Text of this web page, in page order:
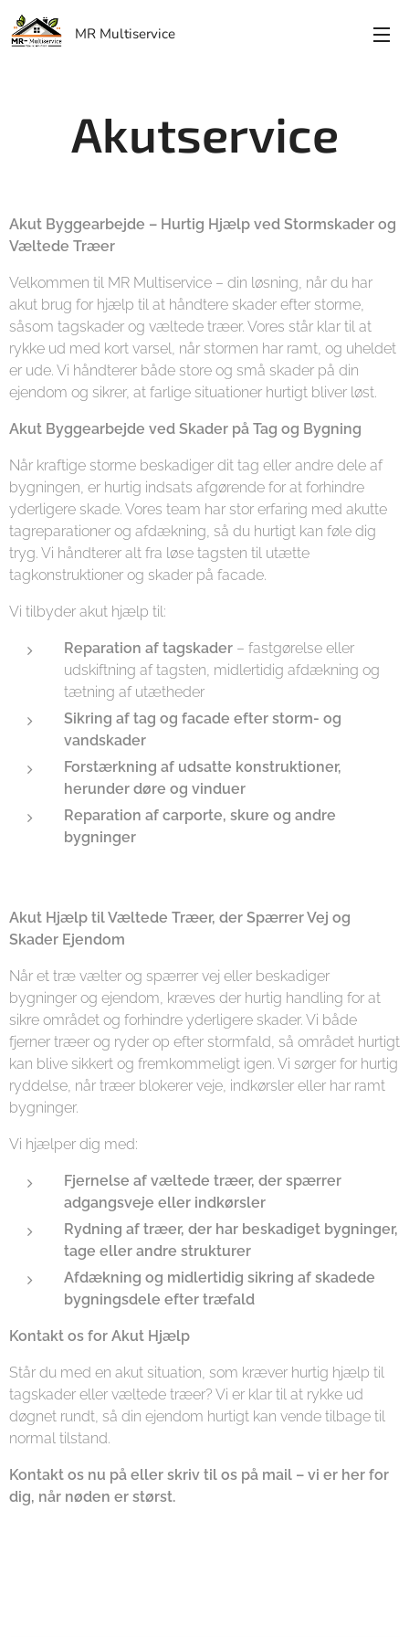
MR Multiservice
Akutservice
Akut Byggearbejde – Hurtig Hjælp ved Stormskader og
Væltede Træer
Velkommen til MR Multiservice – din løsning, når du har
akut brug for hjælp til at håndtere skader efter storme,
såsom tagskader og væltede træer. Vores står klar til at
rykke ud med kort varsel, når stormen har ramt, og uheldet
er ude. Vi håndterer både store og små skader på din
ejendom og sikrer, at farlige situationer hurtigt bliver løst.
Akut Byggearbejde ved Skader på Tag og Bygning
Når kraftige storme beskadiger dit tag eller andre dele af
bygningen, er hurtig indsats afgørende for at forhindre
yderligere skade. Vores team har stor erfaring med akutte
tagreparationer og afdækning, så du hurtigt kan føle dig
tryg. Vi håndterer alt fra løse tagsten til utætte
tagkonstruktioner og skader på facade.
Vi tilbyder akut hjælp til:
Reparation af tagskader – fastgørelse eller
udskiftning af tagsten, midlertidig afdækning og
tætning af utætheder
Sikring af tag og facade efter storm- og
vandskader
Forstærkning af udsatte konstruktioner,
herunder døre og vinduer
Reparation af carporte, skure og andre
bygninger
Akut Hjælp til Væltede Træer, der Spærrer Vej og
Skader Ejendom
Når et træ vælter og spærrer vej eller beskadiger
bygninger og ejendom, kræves der hurtig handling for at
sikre området og forhindre yderligere skader. Vi både
fjerner træer og ryder op efter stormfald, så området hurtigt
kan blive sikkert og fremkommeligt igen. Vi sørger for hurtig
ryddelse, når træer blokerer veje, indkørsler eller har ramt
bygninger.
Vi hjælper dig med:
Fjernelse af væltede træer, der spærrer
adgangsveje eller indkørsler
Rydning af træer, der har beskadiget bygninger,
tage eller andre strukturer
Afdækning og midlertidig sikring af skadede
bygningsdele efter træfald
Kontakt os for Akut Hjælp
Står du med en akut situation, som kræver hurtig hjælp til
tagskader eller væltede træer? Vi er klar til at rykke ud
døgnet rundt, så din ejendom hurtigt kan vende tilbage til
normal tilstand.
Kontakt os nu på eller skriv til os på mail – vi er her for
dig, når nøden er størst.